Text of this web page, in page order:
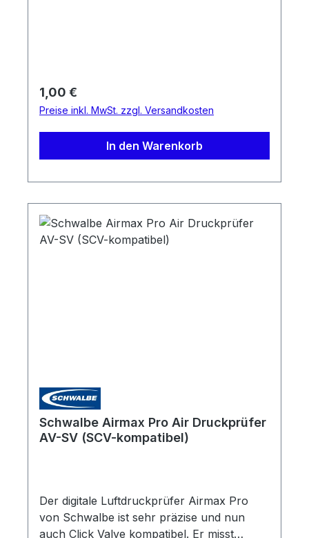
Regulärer Preis:
1,00 €
Preise inkl. MwSt. zzgl. Versandkosten
In den Warenkorb
Schwalbe Airmax Pro Air Druckprüfer
AV-SV (SCV-kompatibel)
Der digitale Luftdruckprüfer Airmax Pro
von Schwalbe ist sehr präzise und nun
auch Click Valve kompatibel. Er misst